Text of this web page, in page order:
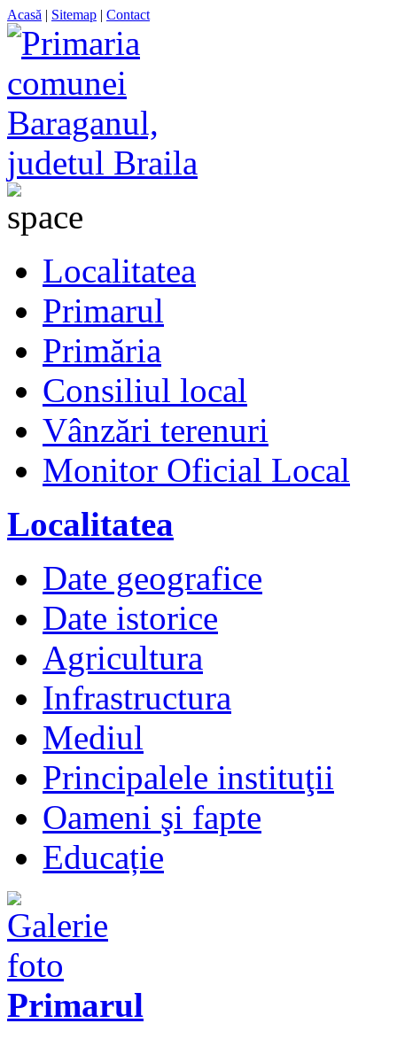
Acasă | Sitemap | Contact
Localitatea
Primarul
Primăria
Consiliul local
Vânzări terenuri
Monitor Oficial Local
Localitatea
Date geografice
Date istorice
Agricultura
Infrastructura
Mediul
Principalele instituţii
Oameni şi fapte
Educație
Primarul